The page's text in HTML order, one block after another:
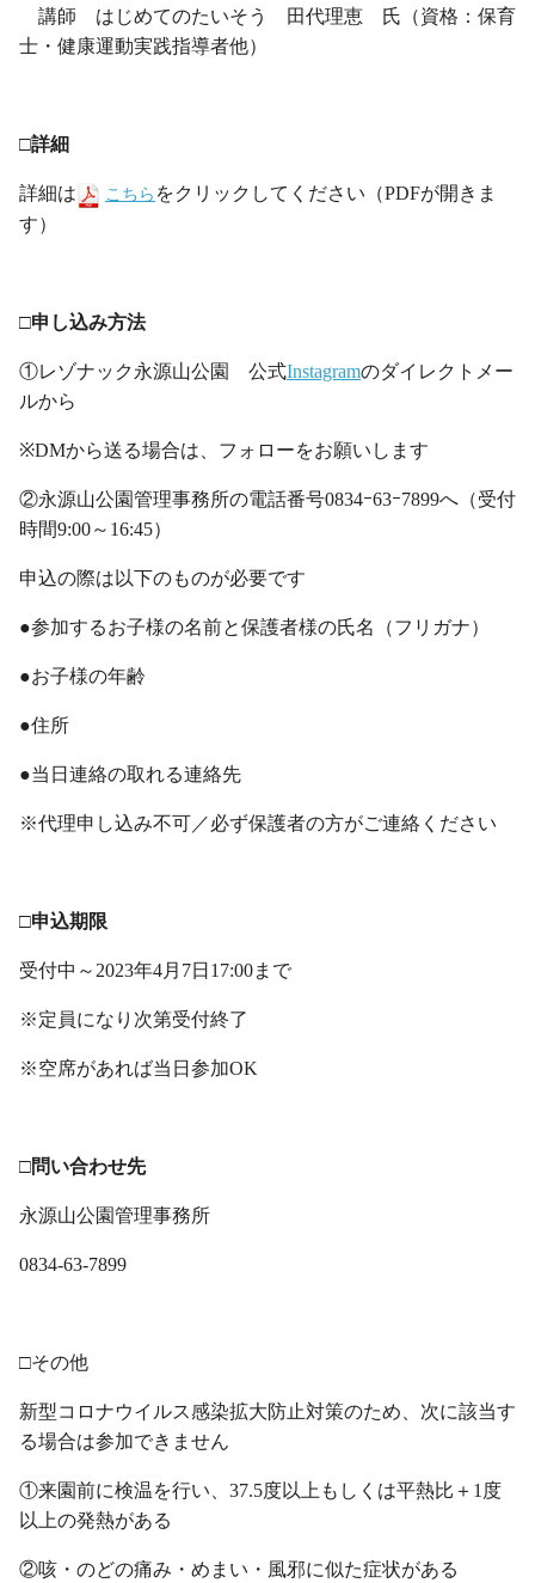
講師 はじめてのたいそう 田代理恵 氏（資格：保育
士・健康運動実践指導者他）
□詳細
詳細は こちら をクリックしてください（PDFが開きま
す）
□申し込み方法
①レゾナック永源山公園 公式Instagramのダイレクトメー
ルから
※DMから送る場合は、フォローをお願いします
②永源山公園管理事務所の電話番号0834ｰ63ｰ7899へ（受付
時間9:00～16:45）
申込の際は以下のものが必要です
●参加するお子様の名前と保護者様の氏名（フリガナ）
●お子様の年齢
●住所
●当日連絡の取れる連絡先
※代理申し込み不可／必ず保護者の方がご連絡ください
□申込期限
受付中～2023年4月7日17:00まで
※定員になり次第受付終了
※空席があれば当日参加OK
□問い合わせ先
永源山公園管理事務所
0834-63-7899
□その他
新型コロナウイルス感染拡大防止対策のため、次に該当す
る場合は参加できません
①来園前に検温を行い、37.5度以上もしくは平熱比＋1度
以上の発熱がある
②咳・のどの痛み・めまい・風邪に似た症状がある